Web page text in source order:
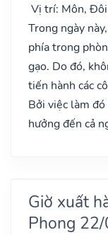
Vị trí: Môn,
Trong ngày
phía trong
gạo. Do đó,
tiến hành các
Bởi việc làm
hưởng đến cả
Giờ xuất
Phong